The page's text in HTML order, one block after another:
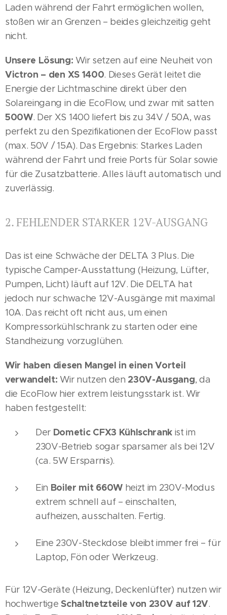
Laden während der Fahrt ermöglichen wollen,
stoßen wir an Grenzen – beides gleichzeitig geht
nicht.
Unsere Lösung: Wir setzen auf eine Neuheit von
Victron – den XS 1400. Dieses Gerät leitet die
Energie der Lichtmaschine direkt über den
Solareingang in die EcoFlow, und zwar mit satten
500W. Der XS 1400 liefert bis zu 34V / 50A, was
perfekt zu den Spezifikationen der EcoFlow passt
(max. 50V / 15A). Das Ergebnis: Starkes Laden
während der Fahrt und freie Ports für Solar sowie
für die Zusatzbatterie. Alles läuft automatisch und
zuverlässig.
2. FEHLENDER STARKER 12V-AUSGANG
Das ist eine Schwäche der DELTA 3 Plus. Die
typische Camper-Ausstattung (Heizung, Lüfter,
Pumpen, Licht) läuft auf 12V. Die DELTA hat
jedoch nur schwache 12V-Ausgänge mit maximal
10A. Das reicht oft nicht aus, um einen
Kompressorkühlschrank zu starten oder eine
Standheizung vorzuglühen.
Wir haben diesen Mangel in einen Vorteil
verwandelt: Wir nutzen den 230V-Ausgang, da
die EcoFlow hier extrem leistungsstark ist. Wir
haben festgestellt:
Der Dometic CFX3 Kühlschrank ist im
230V-Betrieb sogar sparsamer als bei 12V
(ca. 5W Ersparnis).
Ein Boiler mit 660Wheizt im 230V-Modus
extrem schnell auf – einschalten,
aufheizen, ausschalten. Fertig.
Eine 230V-Steckdose bleibt immer frei – für
Laptop, Fön oder Werkzeug.
Für 12V-Geräte (Heizung, Deckenlüfter) nutzen wir
hochwertigeSchaltnetzteile von 230V auf 12V.